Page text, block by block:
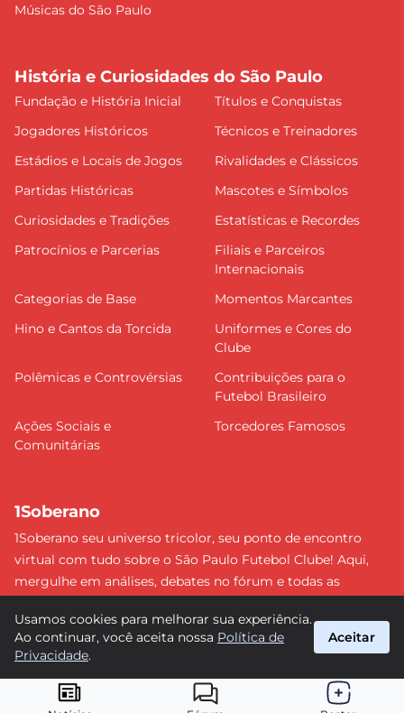
Músicas do São Paulo
História e Curiosidades do São Paulo
Fundação e História Inicial
Títulos e Conquistas
Jogadores Históricos
Técnicos e Treinadores
Estádios e Locais de Jogos
Rivalidades e Clássicos
Partidas Históricas
Mascotes e Símbolos
Curiosidades e Tradições
Estatísticas e Recordes
Patrocínios e Parcerias
Filiais e Parceiros
Internacionais
Categorias de Base
Momentos Marcantes
Hino e Cantos da Torcida
Uniformes e Cores do
Clube
Polêmicas e Controvérsias
Contribuições para o
Futebol Brasileiro
Ações Sociais e
Comunitárias
Torcedores Famosos
1Soberano
1Soberano seu universo tricolor, seu ponto de encontro
virtual com tudo sobre o São Paulo Futebol Clube! Aqui,
mergulhe em análises, debates no fórum e todas as
detalhe e faça parte dessa comunidade apaixonada pelo
tricolor paulista. #SPFC #SãoPaulo #1Soberano
© 2026 1Soberano. Todos os direitos reservados.
Usamos cookies para melhorar sua experiência.
Ao continuar, você aceita nossa Política de
Privacidade.
Aceitar